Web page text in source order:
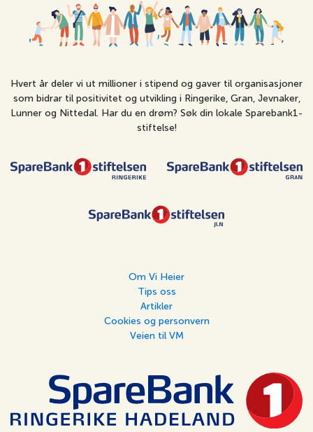
Hvert år deler vi ut millioner i stipend og gaver til organisasjoner
som bidrar til positivitet og utvikling i Ringerike, Gran, Jevnaker,
Lunner og Nittedal. Har du en drøm? Søk din lokale Sparebank1-
stiftelse!
Om Vi Heier
Tips oss
Artikler
Cookies og personvern
Veien til VM